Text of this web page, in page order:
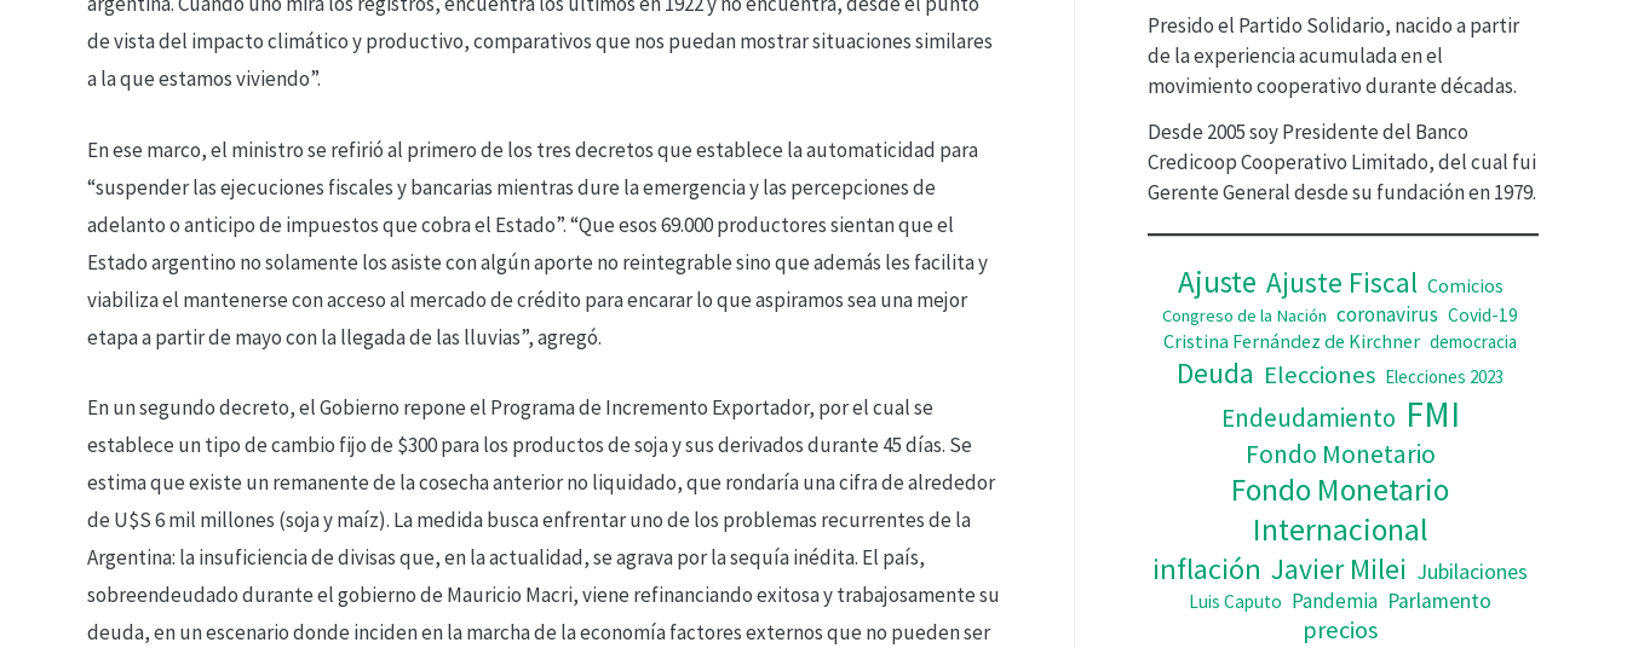
de vista del impacto climático y productivo, comparativos que nos puedan mostrar situaciones similares
a la que estamos viviendo”.
En ese marco, el ministro se refirió al primero de los tres decretos que establece la automaticidad para
“suspender las ejecuciones fiscales y bancarias mientras dure la emergencia y las percepciones de
adelanto o anticipo de impuestos que cobra el Estado”. “Que esos 69.000 productores sientan que el
Estado argentino no solamente los asiste con algún aporte no reintegrable sino que además les facilita y
viabiliza el mantenerse con acceso al mercado de crédito para encarar lo que aspiramos sea una mejor
etapa a partir de mayo con la llegada de las lluvias”, agregó.
En un segundo decreto, el Gobierno repone el Programa de Incremento Exportador, por el cual se
establece un tipo de cambio fijo de $300 para los productos de soja y sus derivados durante 45 días. Se
estima que existe un remanente de la cosecha anterior no liquidado, que rondaría una cifra de alrededor
de U$S 6 mil millones (soja y maíz). La medida busca enfrentar uno de los problemas recurrentes de la
Argentina: la insuficiencia de divisas que, en la actualidad, se agrava por la sequía inédita. El país,
sobreendeudado durante el gobierno de Mauricio Macri, viene refinanciando exitosa y trabajosamente su
deuda, en un escenario donde inciden en la marcha de la economía factores externos que no pueden ser
e
v
í
d
Presido el Partido Solidario, nacido a partir
de la experiencia acumulada en el
movimiento cooperativo durante décadas.
Desde 2005 soy Presidente del Banco
Credicoop Cooperativo Limitado, del cual fui
Gerente General desde su fundación en 1979.
Ajuste Ajuste Fiscal Comicios
Congreso de la Nación coronavirus Covid-19
Cristina Fernández de Kirchner democracia
Deuda Elecciones Elecciones 2023
Endeudamiento FMI
Fondo Monetario
Fondo Monetario
Internacional
inflación Javier Milei Jubilaciones
Luis Caputo Pandemia Parlamento
precios